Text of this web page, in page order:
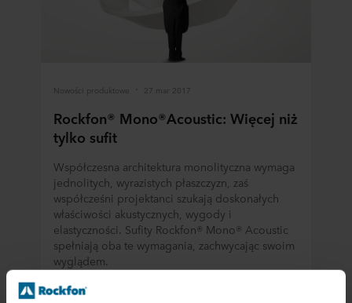
Nowości produktowe 27 mar 2017
Rockfon® Mono®Acoustic: Więcej niż
tylko sufit
Współczesna architektura monolityczna wymaga
jednolitych, wyrazistych płaszczyzn, zaś
współcześni projektanci szukają doskonałych
właściwości akustycznych, wygody i
elastyczności. Sufity Rockfon® Mono® Acoustic
spełniają oba te wymagania, zachwycając swoim
wyglądem.